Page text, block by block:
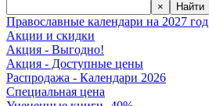
× Найти
Православные календари на 2027 год
Акции и скидки
Акция - Выгодно!
Акция - Доступные цены
Распродажа - Календари 2026
Специальная цена